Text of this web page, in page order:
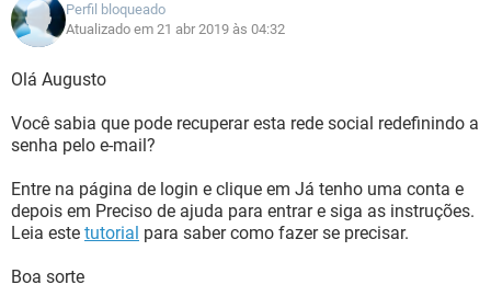
Perfil bloqueado
Atualizado em 21 abr 2019 às 04:32
Olá Augusto
Você sabia que pode recuperar esta rede social redefinindo a
senha pelo e-mail?
Entre na página de login e clique em Já tenho uma conta e
depois em Preciso de ajuda para entrar e siga as instruções.
Leia este tutorial para saber como fazer se precisar.
Boa sorte